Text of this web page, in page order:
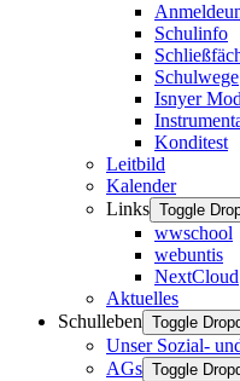
Schulinfo
Schulwege
Isnyer
Konditest
Leitbild
Kalender
Links Toggle
wwschool
webuntis
NextCloud
Aktuelles
Schulleben Toggle
Unser Sozial-
AGs Toggle